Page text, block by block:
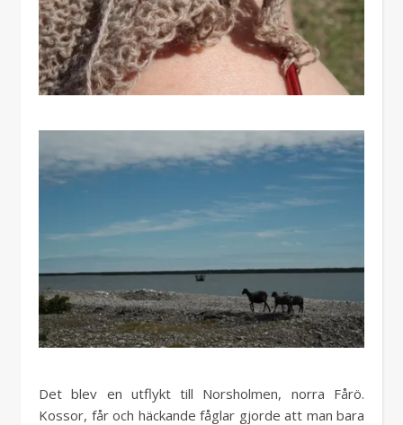
Det blev en utflykt till Norsholmen, norra Fårö.
Kossor, får och häckande fåglar gjorde att man bara